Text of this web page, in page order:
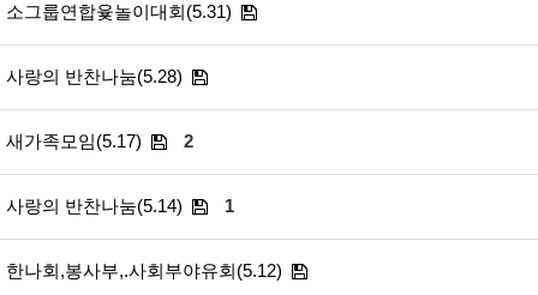
소그룹연합윷놀이대회(5.31)
사랑의 반찬나눔(5.28)
새가족모임(5.17) 2
사랑의 반찬나눔(5.14) 1
한나회,봉사부,.사회부야유회(5.12)